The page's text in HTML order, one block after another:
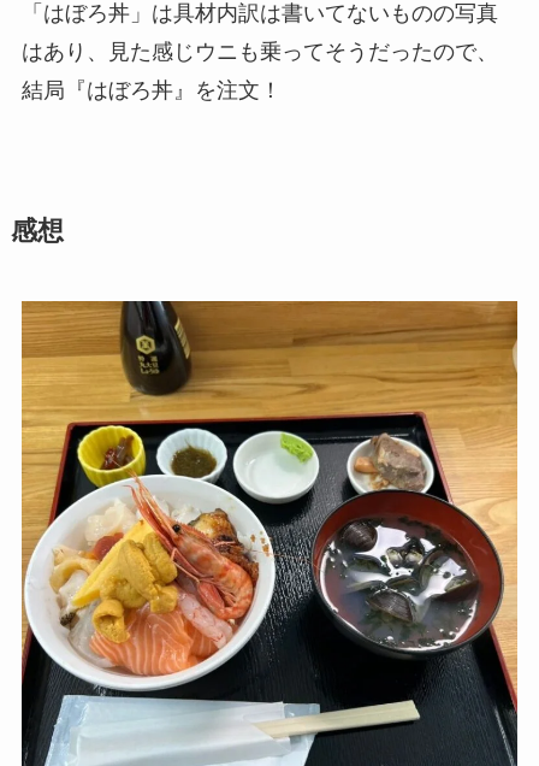
「はぼろ丼」は具材内訳は書いてないものの写真
はあり、見た感じウニも乗ってそうだったので、
結局『はぼろ丼』を注文！
感想